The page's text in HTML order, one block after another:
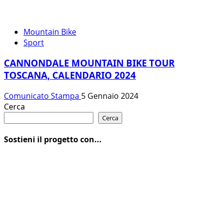
Mountain Bike
Sport
CANNONDALE MOUNTAIN BIKE TOUR
TOSCANA, CALENDARIO 2024
Comunicato Stampa 5 Gennaio 2024
Cerca
Cerca
Sostieni il progetto con...